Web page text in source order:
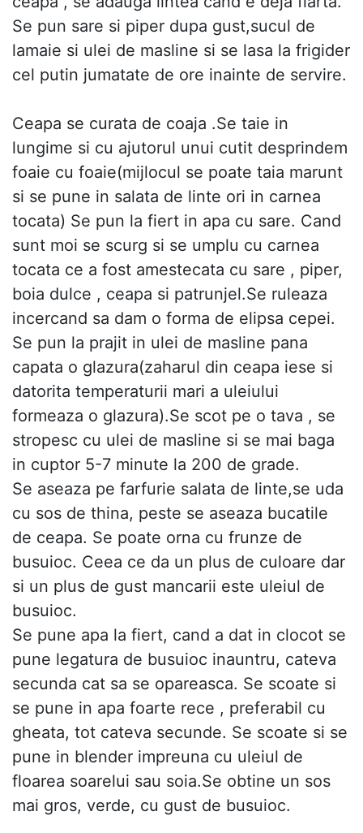
Se pun sare si piper dupa gust,sucul de
lamaie si ulei de masline si se lasa la frigider
cel putin jumatate de ore inainte de servire.
Ceapa se curata de coaja .Se taie in
lungime si cu ajutorul unui cutit desprindem
foaie cu foaie(mijlocul se poate taia marunt
si se pune in salata de linte ori in carnea
tocata) Se pun la fiert in apa cu sare. Cand
sunt moi se scurg si se umplu cu carnea
tocata ce a fost amestecata cu sare , piper,
boia dulce , ceapa si patrunjel.Se ruleaza
incercand sa dam o forma de elipsa cepei.
Se pun la prajit in ulei de masline pana
capata o glazura(zaharul din ceapa iese si
datorita temperaturii mari a uleiului
formeaza o glazura).Se scot pe o tava , se
stropesc cu ulei de masline si se mai baga
in cuptor 5-7 minute la 200 de grade.
Se aseaza pe farfurie salata de linte,se uda
cu sos de thina, peste se aseaza bucatile
de ceapa. Se poate orna cu frunze de
busuioc. Ceea ce da un plus de culoare dar
si un plus de gust mancarii este uleiul de
busuioc.
Se pune apa la fiert, cand a dat in clocot se
pune legatura de busuioc inauntru, cateva
secunda cat sa se opareasca. Se scoate si
se pune in apa foarte rece , preferabil cu
gheata, tot cateva secunde. Se scoate si se
pune in blender impreuna cu uleiul de
floarea soarelui sau soia.Se obtine un sos
mai gros, verde, cu gust de busuioc.